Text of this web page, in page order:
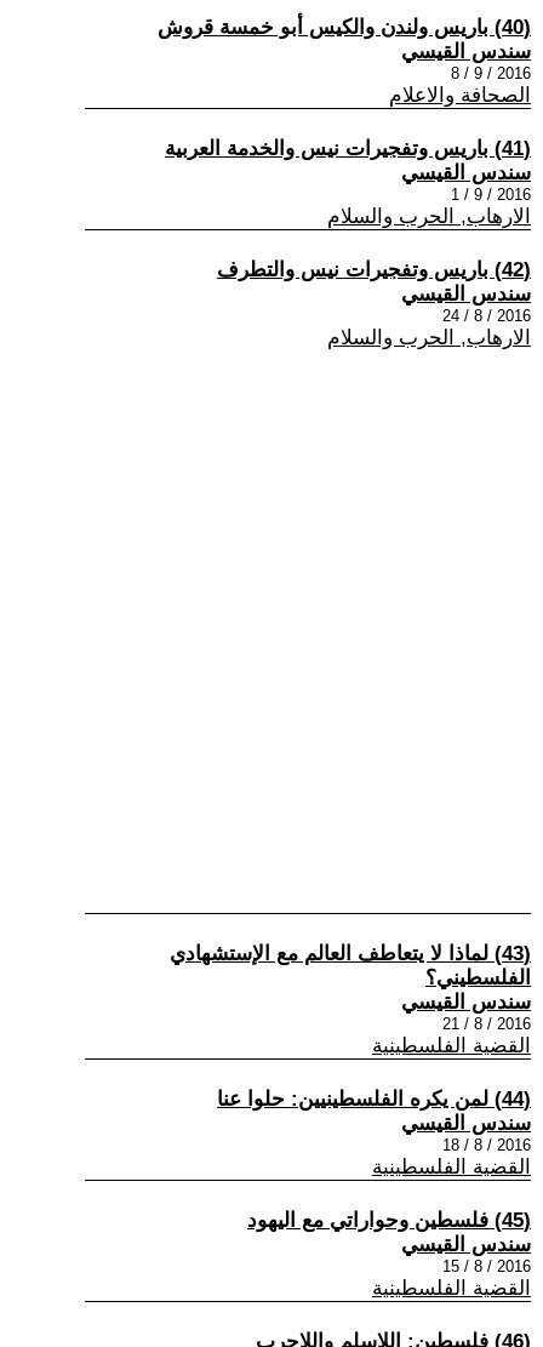
(40) باريس ولندن والكيس أبو خمسة قروش
سندس القيسي
2016 / 9 / 8
الصحافة والاعلام
(41) باريس وتفجيرات نيس والخدمة العربية
سندس القيسي
2016 / 9 / 1
الارهاب, الحرب والسلام
(42) باريس وتفجيرات نيس والتطرف
سندس القيسي
2016 / 8 / 24
الارهاب, الحرب والسلام
(43) لماذا لا يتعاطف العالم مع الإستشهادي
الفلسطيني؟
سندس القيسي
2016 / 8 / 21
القضية الفلسطينية
(44) لمن يكره الفلسطينيين: حلوا عنا
سندس القيسي
2016 / 8 / 18
القضية الفلسطينية
(45) فلسطين وحواراتي مع اليهود
سندس القيسي
2016 / 8 / 15
القضية الفلسطينية
(46) فلسطين: اللاسلم واللاحرب